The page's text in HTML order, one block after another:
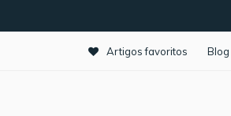
Artigos favoritos Blog